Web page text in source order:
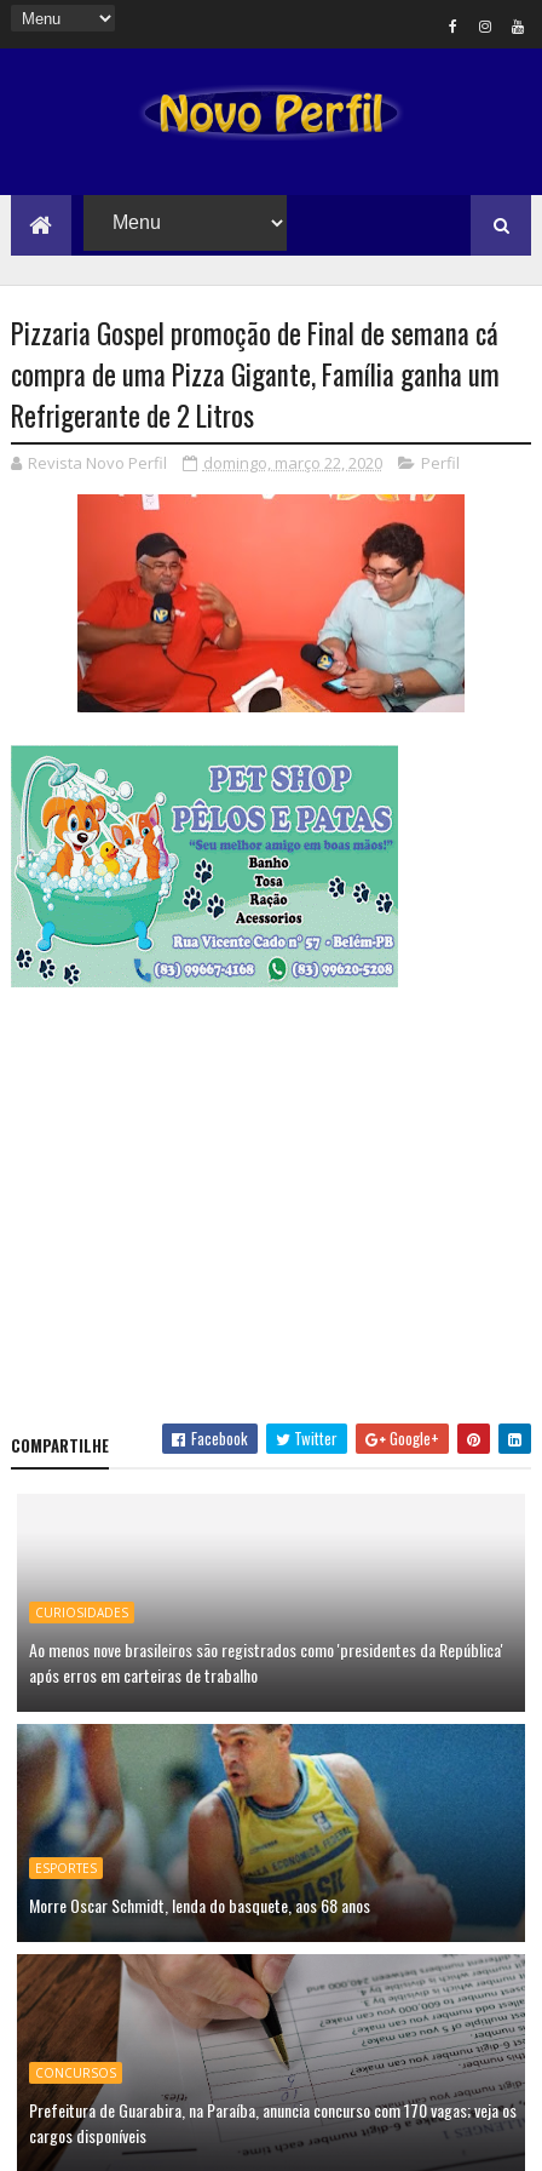
Pizzaria Gospel promoção de Final de semana cá
compra de uma Pizza Gigante, Família ganha um
Refrigerante de 2 Litros
Revista Novo Perfil domingo, março 22, 2020 Perfil
COMPARTILHE Facebook Twitter Google+
CURIOSIDADES
Ao menos nove brasileiros são registrados como 'presidentes da República'
após erros em carteiras de trabalho
ESPORTES
Morre Oscar Schmidt, lenda do basquete, aos 68 anos
CONCURSOS
Prefeitura de Guarabira, na Paraíba, anuncia concurso com 170 vagas; veja os
cargos disponíveis